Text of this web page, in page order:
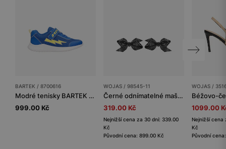
BARTEK / 8700616
Modré tenisky BARTEK se žlutým bleskem 87006-16
999.00 Kč
WOJAS / 98545-11
Černé odnímatelné mašličky na boty se zirkony
319.00 Kč
Nejnižší cena za 30 dní: 339.00
Kč
Původní cena: 899.00 Kč
WOJAS /
1099.00
Nejnižší cena
Kč
Původní